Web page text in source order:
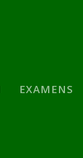
EXAMENS